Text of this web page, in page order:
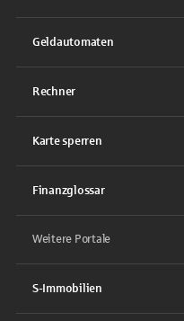
Geldautomaten
Rechner
Karte sperren
Finanzglossar
Weitere Portale
S-Immobilien